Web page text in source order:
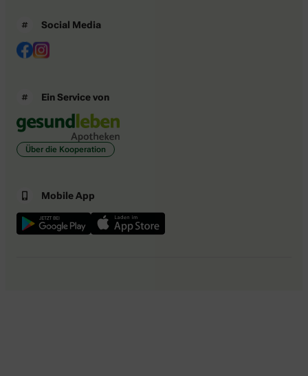
Social Media
Ein Service von
Über die Kooperation
Mobile App